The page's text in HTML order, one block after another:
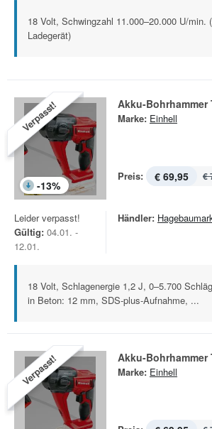
18 Volt, Schwingzahl 11.000–20.000 U/min.
Ladegerät)
Verpasst!
-13%
Akku-Bohrhammer
Marke: Einhell
Preis: € 69,95 €
Leider verpasst!
Gültig: 04.01. -
12.01.
Händler:
18 Volt, Schlagenergie 1,2 J, 0–5.700
in Beton: 12 mm, SDS-plus-Aufnahme, ...
Verpasst! Akku-Bohrhammer
Marke: Einhell